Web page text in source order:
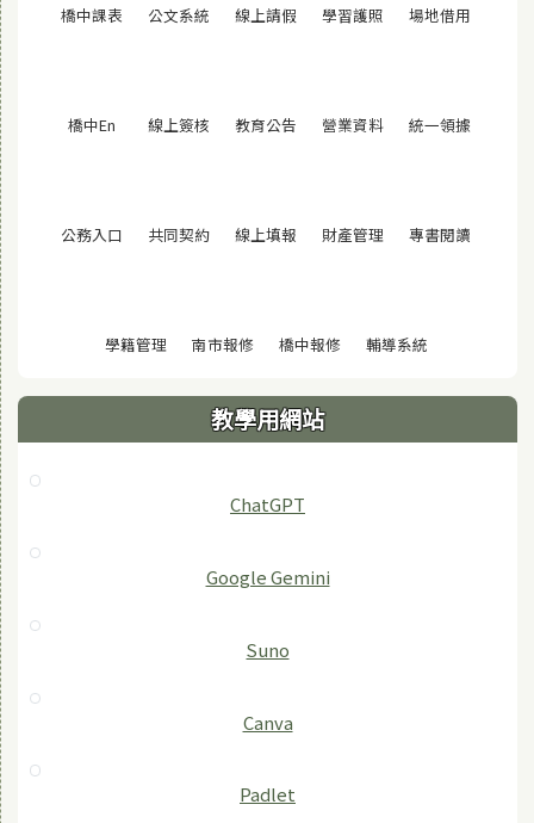
橋中課表 (另開視窗)
公文系統 (另開視窗)
線上請假 (另開視窗)
學習護照 (另開視窗)
場地借用
橋中En (另開視窗)
線上簽核 (另開視窗)
教育公告 (另開視窗)
營業資料(另開視窗)
統一領據
公務入口 (另開視窗)
共同契約(另開視窗)
線上填報 (另開視窗)
財產管理 (另開視窗)
專書閱讀
學籍管理(另開視窗)
南市報修(另開視窗)
橋中報修(另開視窗)
輔導系統(另開視窗)
教學用網站
ChatGPT
‎Google Gemini
Suno
Canva
Padlet